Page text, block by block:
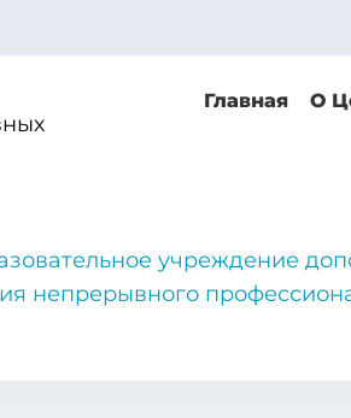
Главная О
учреждение
непрерывного